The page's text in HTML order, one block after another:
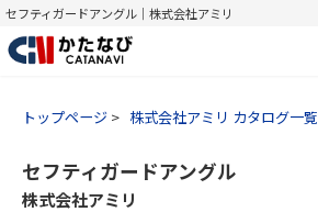
セフティガードアングル｜株式会社アミリ
トップページ 株式会社アミリ カタログ一覧
セフティガードアングル
株式会社アミリ